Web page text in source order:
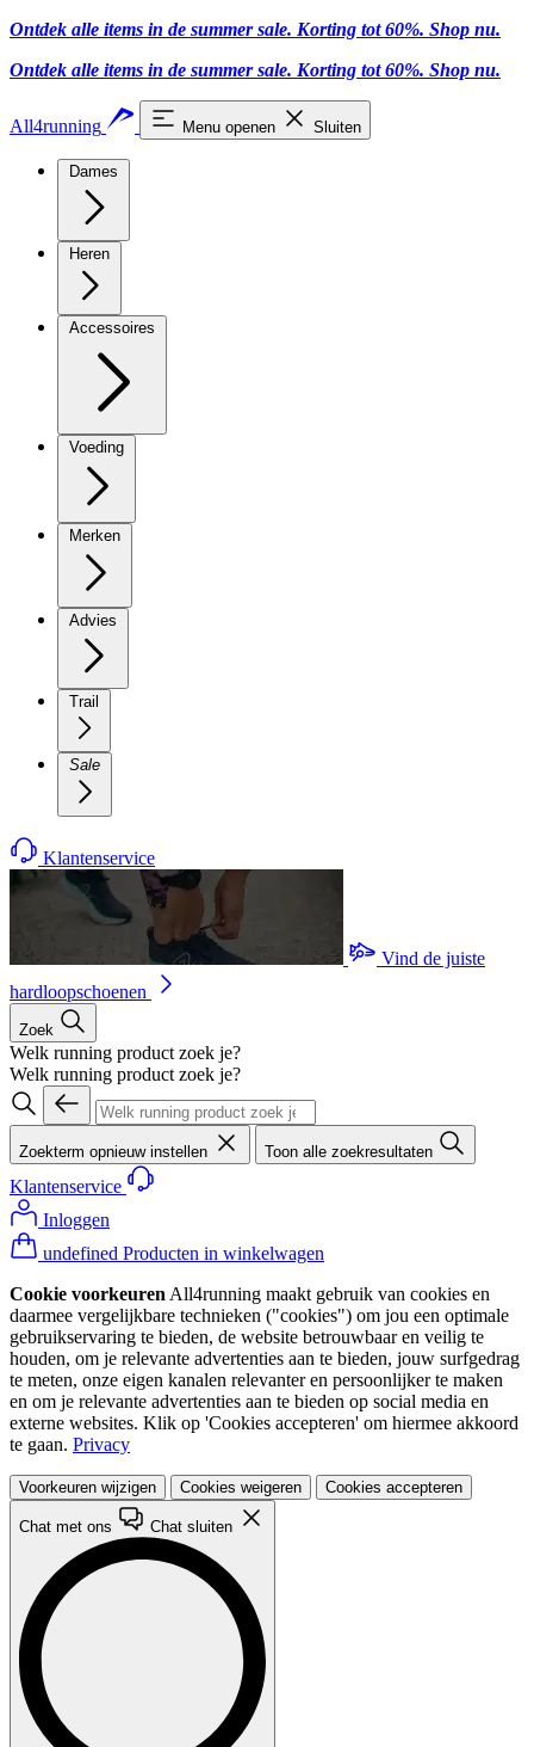
Ontdek alle items in de summer sale. Korting tot 60%. Shop nu.
Ontdek alle items in de summer sale. Korting tot 60%. Shop nu.
All4running Menu openen Sluiten
Dames
Heren
Accessoires
Voeding
Merken
Advies
Trail
Sale
Klantenservice
Vind de juiste
hardloopschoenen
Zoek
Welk running product zoek je?
Welk running product zoek je?
Zoekterm opnieuw instellen Toon alle zoekresultaten
Klantenservice
Inloggen
undefined Producten in winkelwagen
Cookie voorkeuren All4running maakt gebruik van cookies en
daarmee vergelijkbare technieken ("cookies") om jou een optimale
gebruikservaring te bieden, de website betrouwbaar en veilig te
houden, om je relevante advertenties aan te bieden, jouw surfgedrag
te meten, onze eigen kanalen relevanter en persoonlijker te maken
en om je relevante advertenties aan te bieden op social media en
externe websites. Klik op 'Cookies accepteren' om hiermee akkoord
te gaan. Privacy
Voorkeuren wijzigen Cookies weigeren Cookies accepteren
Chat met ons Chat sluiten